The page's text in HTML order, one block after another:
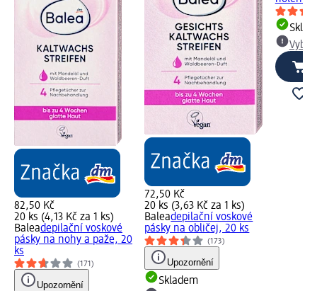
82,50 Kč
20 ks (4,13 Kč za 1 ks)
Baleadepilační voskové
pásky na nohy a paže, 20
ks
(171)
Upozornění
72,50 Kč
20 ks (3,63 Kč za 1 ks)
Baleadepilační voskové
pásky na obličej, 20 ks
(173)
Upozornění
Skladem